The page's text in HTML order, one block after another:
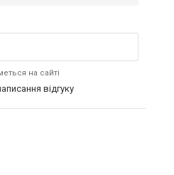
на сайті
відгуку